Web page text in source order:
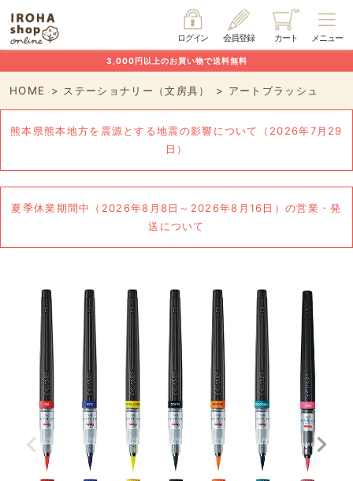
メニュー
カート
会員登録
ログイン
3,000円以上のお買い物で送料無料
HOME ステーショナリー（文房具） アートブラッシュ
熊本県熊本地方を震源とする地震の影響について（2026年7月29
日）
夏季休業期間中（2026年8月8日～2026年8月16日）の営業・発
送について